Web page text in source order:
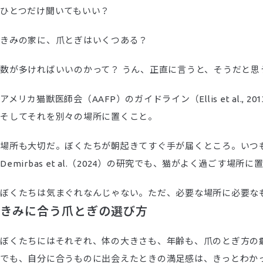
ひとつだけ聞いてもいい？
きみの家に、爪とぎはいくつある？
数が多ければいいのかって？ うん、正直に言うと、そうだと思
アメリカ猫獣医師会（AAFP）のガイドライン（Ellis et al.,
そしてそれを別々の場所に置くこと。
場所も大切だ。ぼくたちが朝起きてすぐ手が届くところ。い
Demirbas et al.（2024）の研究でも、猫がよく過ごす場所に
ぼくたちは気まぐれなんじゃない。ただ、必要な場所に必要
きみに合う爪とぎの選び方
ぼくたちにはそれぞれ、体の大きさも、年齢も、爪のとぎ方
でも、自分に合うものに出会えたときの満足感は、きっとわか